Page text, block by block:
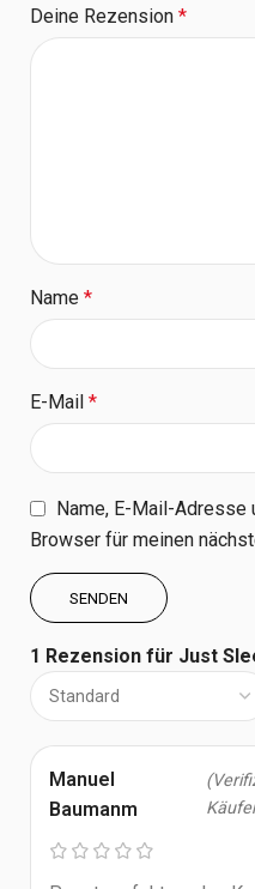
1 Rezension für Just
Manuel
Baumanm
Deine Rezension *
Name *
E-Mail *
Name, E-Mail-
Browser für meinen